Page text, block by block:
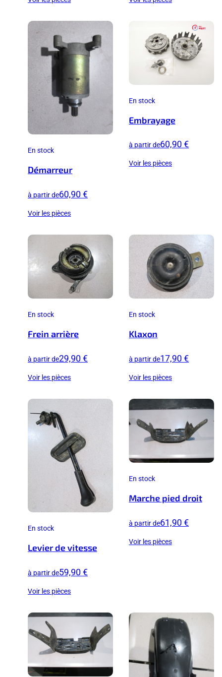
En stock
Démarreur
à partir de60,90 €
Voir les pièces
En stock
Embrayage
à partir de60,90 €
Voir les pièces
En stock
Frein arrière
à partir de29,90 €
Voir les pièces
En stock
Klaxon
à partir de17,90 €
Voir les pièces
En stock
Levier de vitesse
à partir de59,90 €
Voir les pièces
En stock
Marche pied droit
à partir de61,90 €
Voir les pièces